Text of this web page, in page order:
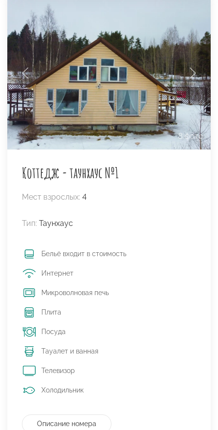
8 фото
Коттедж - таунхаус №1
Мест взрослых: 4
Тип: Таунхаус
Бельё входит в стоимость
Интернет
Микроволновая печь
Плита
Посуда
Тауалет и ванная
Телевизор
Холодильник
Описание номера